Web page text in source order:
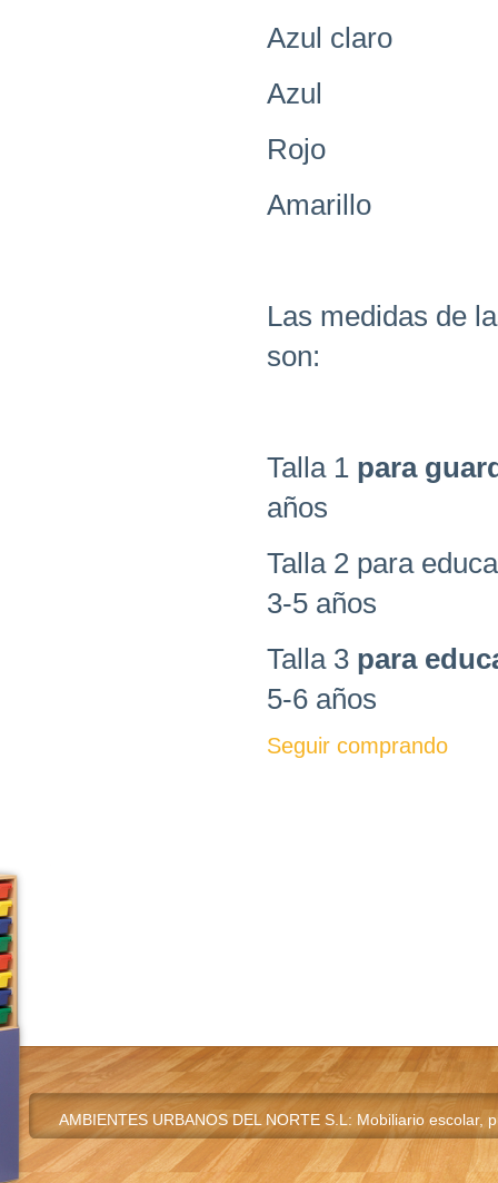
Azul claro
Azul
Rojo
Amarillo
Las medidas de
son:
Talla 1 para
años
Talla 2 para
3-5 años
Talla 3 para
5-6 años
Seguir comprando
AMBIENTES URBANOS DEL NORTE S.L: Mobiliario escolar,